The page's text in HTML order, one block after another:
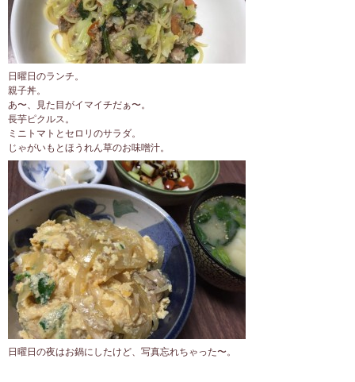
日曜日のランチ。
親子丼。
あ〜、見た目がイマイチだぁ〜。
長芋ピクルス。
ミニトマトとセロリのサラダ。
じゃがいもとほうれん草のお味噌汁。
日曜日の夜はお鍋にしたけど、写真忘れちゃった〜。